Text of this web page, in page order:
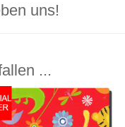
uns!
...